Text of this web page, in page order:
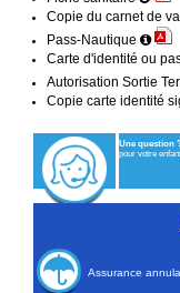
Copie du carnet de
Pass-Nautique
Carte d'identité ou
Autorisation Sortie
Copie carte identité
Une question
pour votre enfant
Assurance